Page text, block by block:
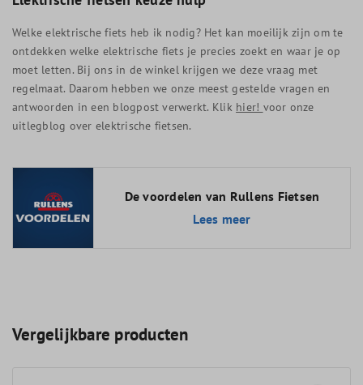
Welke elektrische fiets heb ik nodig? Het kan moeilijk zijn om te
ontdekken welke elektrische fiets je precies zoekt en waar je op
moet letten. Bij ons in de winkel krijgen we deze vraag met
regelmaat. Daarom hebben we onze meest gestelde vragen en
antwoorden in een blogpost verwerkt. Klik hier! voor onze
uitlegblog over elektrische fietsen.
De voordelen van Rullens Fietsen
Lees meer
Vergelijkbare producten